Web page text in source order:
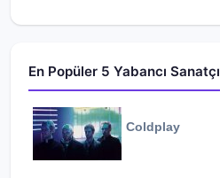
En Popüler 5 Yabancı Sanatçı
Coldplay